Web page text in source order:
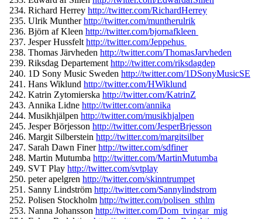
Richard Herrey http://twitter.com/RichardHerrey
Ulrik Muntherhttp://twitter.com/muntherulrik
Björn af Kleen http://twitter.com/bjornafkleen
Jesper Hussfelt http://twitter.com/Jeppehus
Thomas Järvheden http://twitter.com/ThomasJarvheden
Riksdag Departement http://twitter.com/riksdagdep
1D Sony Music Sweden http://twitter.com/1DSonyMusicSE
Hans Wiklund http://twitter.com/HWiklund
Katrin Zytomierska http://twitter.com/KatrinZ
Annika Lidne http://twitter.com/annika
Musikhjälpen http://twitter.com/musikhjalpen
Jesper Börjesson http://twitter.com/JesperBrjesson
Margit Silberstein http://twitter.com/margitsilber
Sarah Dawn Finerhttp://twitter.com/sdfiner
Martin Mutumba http://twitter.com/MartinMutumba
SVT Play http://twitter.com/svtplay
peter apelgren http://twitter.com/skinntrumpet
Sanny Lindström http://twitter.com/Sannylindstrom
Polisen Stockholm http://twitter.com/polisen_sthlm
Nanna Johansson http://twitter.com/Dom_tvingar_mig